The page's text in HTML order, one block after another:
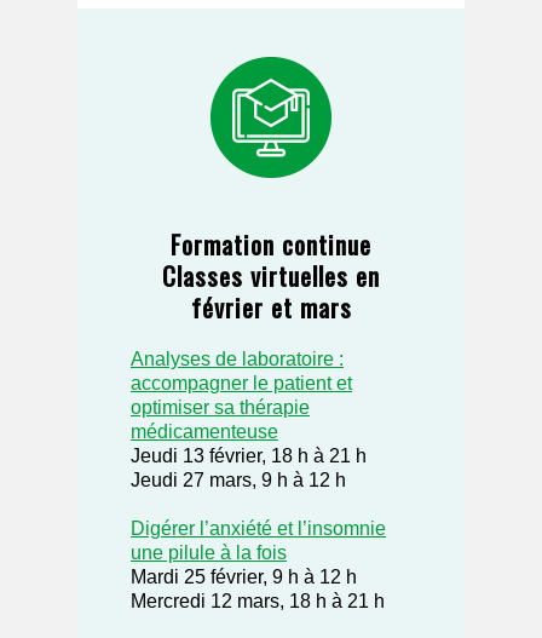
Formation continue
Classes virtuelles en
février et mars
Analyses de laboratoire :
accompagner le patient et
optimiser sa thérapie
médicamenteuse
Jeudi 13 février, 18 h à 21 h
Jeudi 27 mars, 9 h à 12 h
Digérer l’anxiété et l’insomnie
une pilule à la fois
Mardi 25 février, 9 h à 12 h
Mercredi 12 mars, 18 h à 21 h